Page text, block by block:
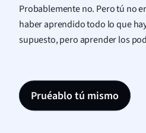
Probablemente no. Pero tú no
haber aprendido todo lo que
supuesto, pero aprender los
Pruéablo tú mismo